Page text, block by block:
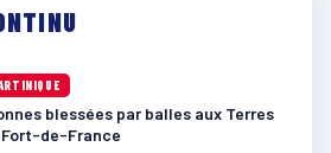
blessées par balles aux Terres
Fort-de-France